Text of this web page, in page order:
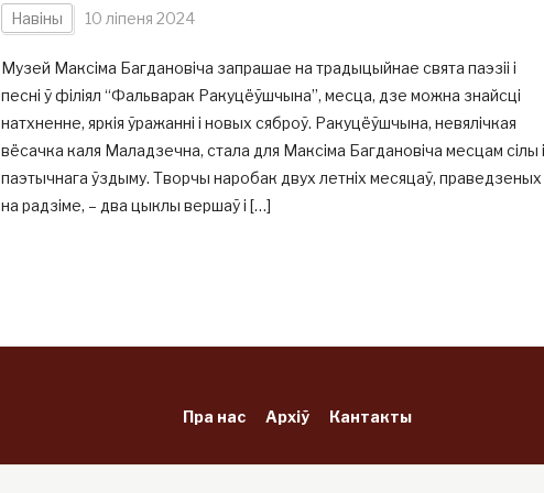
Навіны 10 ліпеня 2024
Музей Максіма Багдановіча запрашае на традыцыйнае свята паэзіі і
песні ў філіял “Фальварак Ракуцёўшчына”, месца, дзе можна знайсці
натхненне, яркія ўражанні і новых сяброў. Ракуцёўшчына, невялічкая
вёсачка каля Маладзечна, стала для Максіма Багдановіча месцам сілы і
паэтычнага ўздыму. Творчы наробак двух летніх месяцаў, праведзеных
на радзіме, – два цыклы вершаў і […]
Пра нас Архіў Кантакты